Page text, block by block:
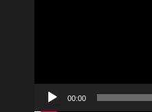
00:00